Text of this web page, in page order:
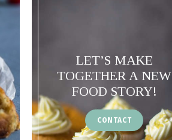
LET’S MAKE
TOGETHER A NEW
FOOD STORY!
CONTACT